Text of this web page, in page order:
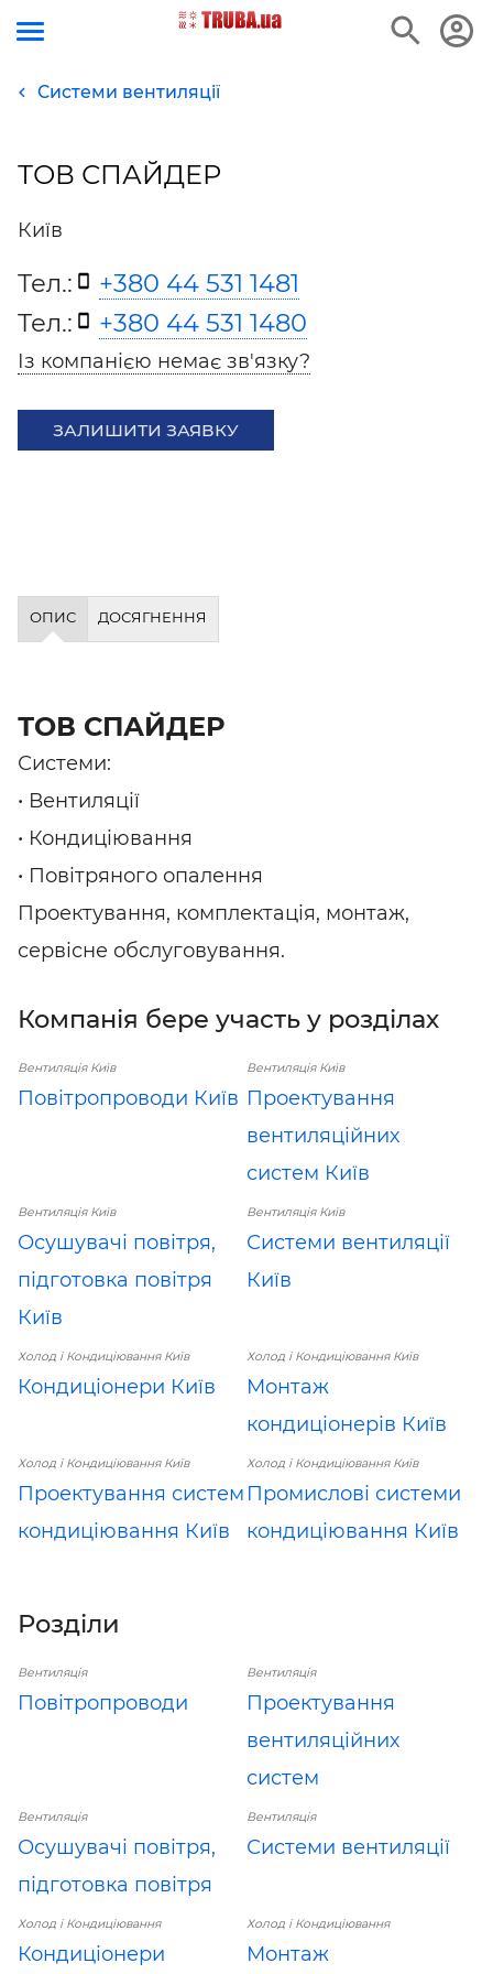
Системи вентиляції
ТОВ СПАЙДЕР
Київ
Тел.:
+380 44 531 1481
Тел.:
+380 44 531 1480
Із компанією немає зв'язку?
ЗАЛИШИТИ ЗАЯВКУ
ОПИС ДОСЯГНЕННЯ
ТОВ СПАЙДЕР
Системи:
• Вентиляції
• Кондиціювання
• Повітряного опалення
Проектування, комплектація, монтаж,
сервісне обслуговування.
Компанія бере участь у розділах
Вентиляція Київ
Повітропроводи Київ
Вентиляція Київ
Проектування
вентиляційних
систем Київ
Вентиляція Київ
Осушувачі повітря,
підготовка повітря
Київ
Вентиляція Київ
Системи вентиляції
Київ
Холод і Кондиціювання Київ
Кондиціонери Київ
Холод і Кондиціювання Київ
Монтаж
кондиціонерів Київ
Холод і Кондиціювання Київ
Проектування систем
кондиціювання Київ
Холод і Кондиціювання Київ
Промислові системи
кондиціювання Київ
Розділи
Вентиляція
Повітропроводи
Вентиляція
Проектування
вентиляційних
систем
Вентиляція
Осушувачі повітря,
підготовка повітря
Вентиляція
Системи вентиляції
Холод і Кондиціювання
Кондиціонери
Холод і Кондиціювання
Монтаж